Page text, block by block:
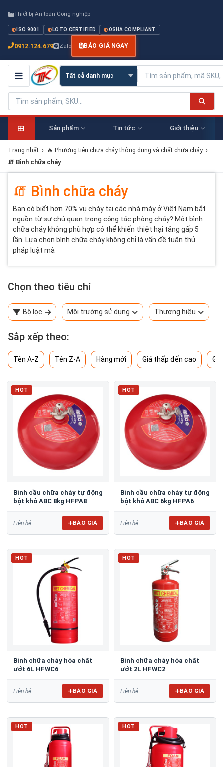
Thiết bị An toàn Công nghiệp
ISO 9001 LOTO CERTIFIED OSHA COMPLIANT
0912.124.679 Zalo BÁO GIÁ NGAY
Sản phẩm Tin tức Giới thiệu
Trang nhất › 🔥 Phương tiện chữa cháy thông dụng và chất chữa cháy ›
🧯 Bình chữa cháy
🧯 Bình chữa cháy
Bạn có biết hơn 70% vụ cháy tại các nhà máy ở Việt Nam bắt
nguồn từ sự chủ quan trong công tác phòng cháy? Một bình
chữa cháy không phù hợp có thể khiến thiệt hại tăng gấp 5
lần. Lựa chọn bình chữa cháy không chỉ là vấn đề tuân thủ
pháp luật mà
Chọn theo tiêu chí
Bộ lọc Môi trường sử dụng Thương hiệu
Sắp xếp theo:
Tên A-Z Tên Z-A Hàng mới Giá thấp đến cao
HOT
Bình cầu chữa cháy tự động
bột khô ABC 8kg HFPA8
Liên hệ BÁO GIÁ
HOT
Bình cầu chữa cháy tự động
bột khô ABC 6kg HFPA6
Liên hệ BÁO GIÁ
HOT
Bình chữa cháy hóa chất
ướt 6L HFWC6
Liên hệ BÁO GIÁ
HOT
Bình chữa cháy hóa chất
ướt 2L HFWC2
Liên hệ BÁO GIÁ
HOT HOT